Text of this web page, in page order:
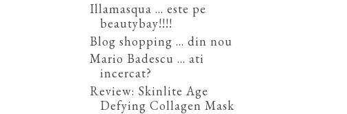
Illamasqua ... este pe
beautybay!!!!
Blog shopping ... din nou
Mario Badescu ... ati
incercat?
Review: Skinlite Age
Defying Collagen Mask